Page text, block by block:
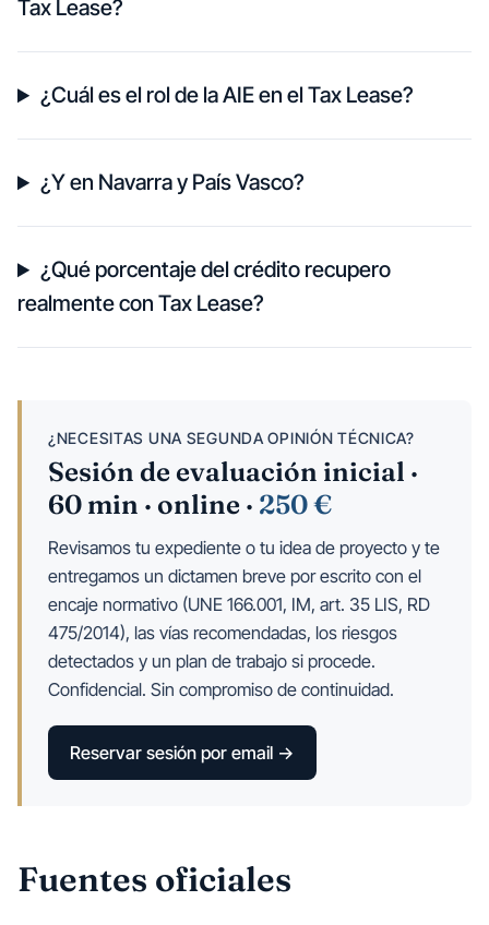
Tax Lease?
¿Cuál es el rol de la AIE en el Tax Lease?
¿Y en Navarra y País Vasco?
¿Qué porcentaje del crédito recupero
realmente con Tax Lease?
¿NECESITAS UNA SEGUNDA OPINIÓN TÉCNICA?
Sesión de evaluación inicial ·
60 min · online · 250 €
Revisamos tu expediente o tu idea de proyecto y te
entregamos un dictamen breve por escrito con el
encaje normativo (UNE 166.001, IM, art. 35 LIS, RD
475/2014), las vías recomendadas, los riesgos
detectados y un plan de trabajo si procede.
Confidencial. Sin compromiso de continuidad.
Reservar sesión por email →
Fuentes oficiales